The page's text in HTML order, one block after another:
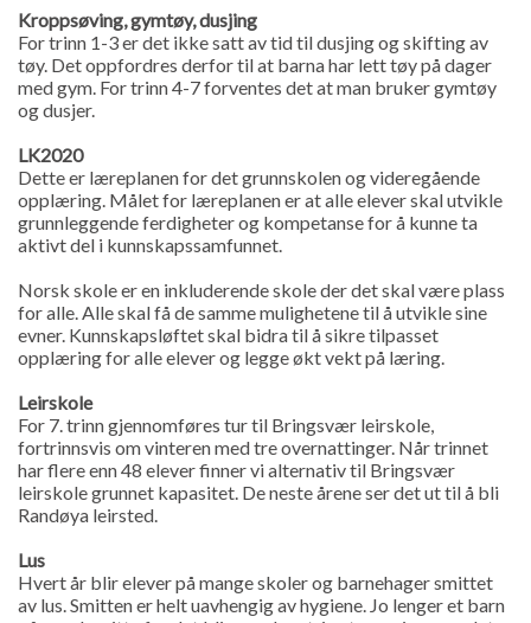
Kroppsøving, gymtøy, dusjing
For trinn 1-3 er det ikke satt av tid til dusjing og skifting av
tøy. Det oppfordres derfor til at barna har lett tøy på dager
med gym. For trinn 4-7 forventes det at man bruker gymtøy
og dusjer.
LK2020
Dette er læreplanen for det grunnskolen og videregående
opplæring. Målet for læreplanen er at alle elever skal utvikle
grunnleggende ferdigheter og kompetanse for å kunne ta
aktivt del i kunnskapssamfunnet.
Norsk skole er en inkluderende skole der det skal være plass
for alle. Alle skal få de samme mulighetene til å utvikle sine
evner. Kunnskapsløftet skal bidra til å sikre tilpasset
opplæring for alle elever og legge økt vekt på læring.
Leirskole
For 7. trinn gjennomføres tur til Bringsvær leirskole,
fortrinnsvis om vinteren med tre overnattinger. Når trinnet
har flere enn 48 elever finner vi alternativ til Bringsvær
leirskole grunnet kapasitet. De neste årene ser det ut til å bli
Randøya leirsted.
Lus
Hvert år blir elever på mange skoler og barnehager smittet
av lus. Smitten er helt uavhengig av hygiene. Jo lenger et barn